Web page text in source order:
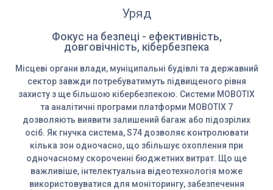
Уряд
Фокус на безпеці - ефективність,
довговічність, кібербезпека
Місцеві органи влади, муніципальні будівлі та державний
сектор завжди потребуватимуть підвищеного рівня
захисту з ще більшою кібербезпекою. Системи MOBOTIX
та аналітичні програми платформи MOBOTIX 7
дозволяють виявити залишений багаж або підозрілих
осіб. Як гнучка система, S74 дозволяє контролювати
кілька зон одночасно, що збільшує охоплення при
одночасному скороченні бюджетних витрат. Що ще
важливіше, інтелектуальна відеотехнологія може
використовуватися для моніторингу, забезпечення